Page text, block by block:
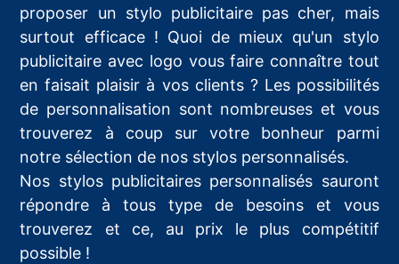
proposer un stylo publicitaire pas cher, mais
surtout efficace ! Quoi de mieux qu'un stylo
publicitaire avec logo vous faire connaître tout
en faisait plaisir à vos clients ? Les possibilités
de personnalisation sont nombreuses et vous
trouverez à coup sur votre bonheur parmi
notre sélection de nos stylos personnalisés.
Nos stylos publicitaires personnalisés sauront
répondre à tous type de besoins et vous
trouverez et ce, au prix le plus compétitif
possible !